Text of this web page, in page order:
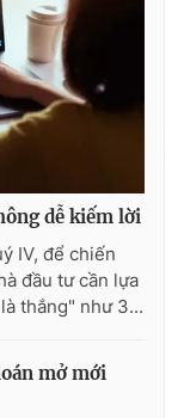
dễ kiếm lời
IV, để chiến
đầu tư cần lựa
thắng" như 3...
mở mới